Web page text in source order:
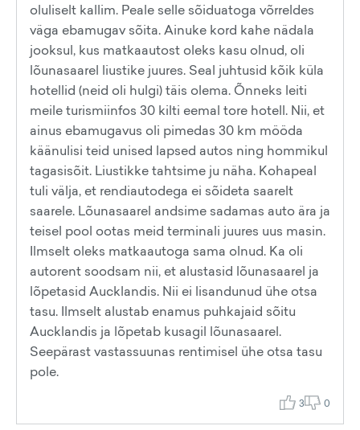
oluliselt kallim. Peale selle sõiduatoga võrreldes
väga ebamugav sõita. Ainuke kord kahe nädala
jooksul, kus matkaautost oleks kasu olnud, oli
lõunasaarel liustike juures. Seal juhtusid kõik küla
hotellid (neid oli hulgi) täis olema. Õnneks leiti
meile turismiinfos 30 kilti eemal tore hotell. Nii, et
ainus ebamugavus oli pimedas 30 km mööda
käänulisi teid unised lapsed autos ning hommikul
tagasisõit. Liustikke tahtsime ju näha. Kohapeal
tuli välja, et rendiautodega ei sõideta saarelt
saarele. Lõunasaarel andsime sadamas auto ära ja
teisel pool ootas meid terminali juures uus masin.
Ilmselt oleks matkaautoga sama olnud. Ka oli
autorent soodsam nii, et alustasid lõunasaarel ja
lõpetasid Aucklandis. Nii ei lisandunud ühe otsa
tasu. Ilmselt alustab enamus puhkajaid sõitu
Aucklandis ja lõpetab kusagil lõunasaarel.
Seepärast vastassuunas rentimisel ühe otsa tasu
pole.
3 0